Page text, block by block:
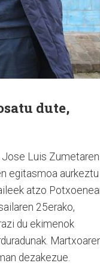
dute,
Jose Luis Zumetaren
egitasmoa aurkeztu
atzo
25erako,
du ekimenok
dezakezue.